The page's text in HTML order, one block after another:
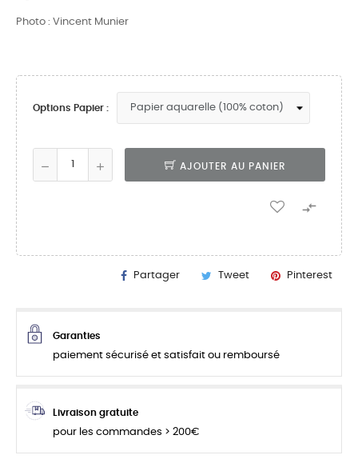
Photo : Vincent Munier
Options Papier :
AJOUTER AU PANIER

Partager Tweet Pinterest
Garanties
paiement sécurisé et satisfait ou remboursé
Livraison gratuite
pour les commandes > 200€